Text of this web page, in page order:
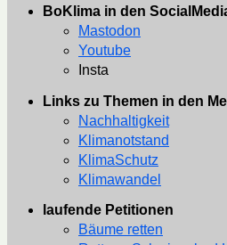
BoKlima in den
Mastodon
Youtube
Insta
Links zu Themen in den
Nachhaltigkeit
Klimanotstand
KlimaSchutz
Klimawandel
laufende Petitionen
Bäume retten